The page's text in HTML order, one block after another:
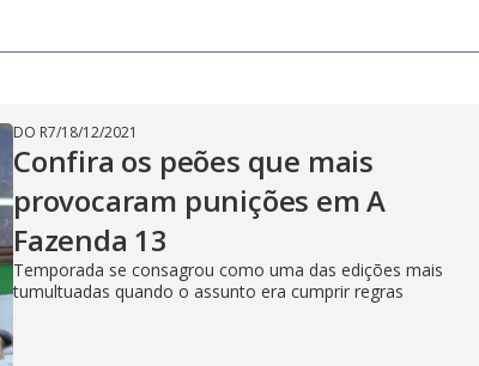
DO R7/18/12/2021
Confira os peões que mais
provocaram punições em A
Fazenda 13
Temporada se consagrou como uma das edições mais
tumultuadas quando o assunto era cumprir regras